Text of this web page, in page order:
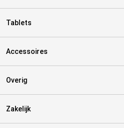
Tablets
Accessoires
Overig
Zakelijk